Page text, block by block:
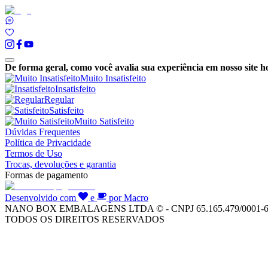
De forma geral, como você avalia sua experiência em nosso site
Muito Insatisfeito
Insatisfeito
Regular
Satisfeito
Muito Satisfeito
Dúvidas Frequentes
Política de Privacidade
Termos de Uso
Trocas, devoluções e garantia
Formas de pagamento
Desenvolvido com e
por Macro
NANO BOX EMBALAGENS LTDA © - CNPJ 65.165.479/0001-
TODOS OS DIREITOS RESERVADOS